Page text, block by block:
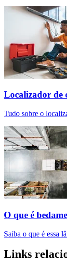
Localizador de
Tudo sobre o
O que é
Saiba o que é essa
Links